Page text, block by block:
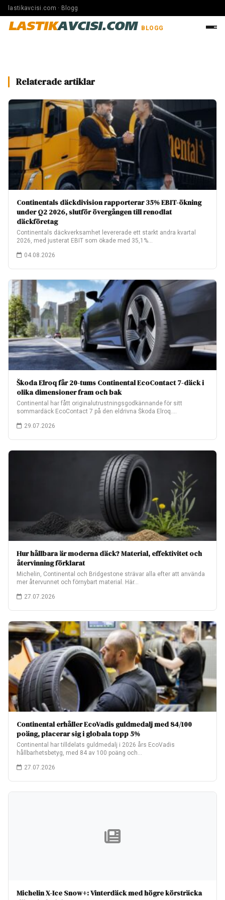
lastikavcisi.com · Blogg
LASTIKAVCISI.COM BLOGG
Relaterade artiklar
Continentals däckdivision rapporterar 35% EBIT-ökning
under Q2 2026, slutför övergången till renodlat
däckföretag
Continentals däckverksamhet levererade ett starkt andra kvartal
2026, med justerat EBIT som ökade med 35,1%…
04.08.2026
Škoda Elroq får 20-tums Continental EcoContact 7-däck i
olika dimensioner fram och bak
Continental har fått originalutrustningsgodkännande för sitt
sommardäck EcoContact 7 på den eldrivna Škoda Elroq.
29.07.2026
Hur hållbara är moderna däck? Material, effektivitet och
återvinning förklarat
Michelin, Continental och Bridgestone strävar alla efter att använda
mer återvunnet och förnybart material. Här…
27.07.2026
Continental erhåller EcoVadis guldmedalj med 84/100
poäng, placerar sig i globala topp 5%
Continental har tilldelats guldmedalj i 2026 års EcoVadis
hållbarhetsbetyg, med 84 av 100 poäng och…
27.07.2026
Michelin X-Ice Snow+: Vinterdäck med högre körsträcka